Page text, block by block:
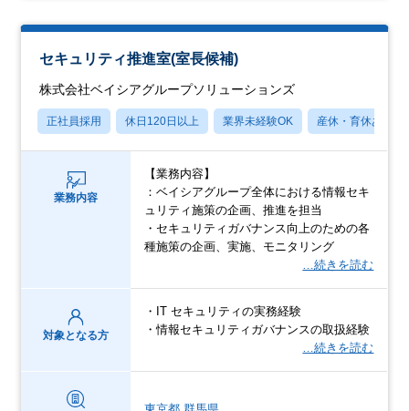
セキュリティ推進室(室長候補)
株式会社ベイシアグループソリューションズ
正社員採用 休日120日以上 業界未経験OK 産休・育休あり
業務内容
【業務内容】
：ベイシアグループ全体における情報セキ
ュリティ施策の企画、推進を担当
・セキュリティガバナンス向上のための各
種施策の企画、実施、モニタリング
…続きを読む
対象となる方
・IT セキュリティの実務経験
・情報セキュリティガバナンスの取扱経験
…続きを読む